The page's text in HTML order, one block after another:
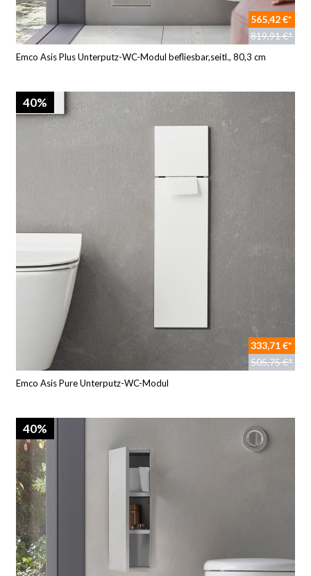
565,42 €*
819,91 €*
Emco Asis Plus Unterputz-WC-Modul befliesbar,seitl., 80,3 cm
40%
333,71 €*
505,75 €*
Emco Asis Pure Unterputz-WC-Modul
40%